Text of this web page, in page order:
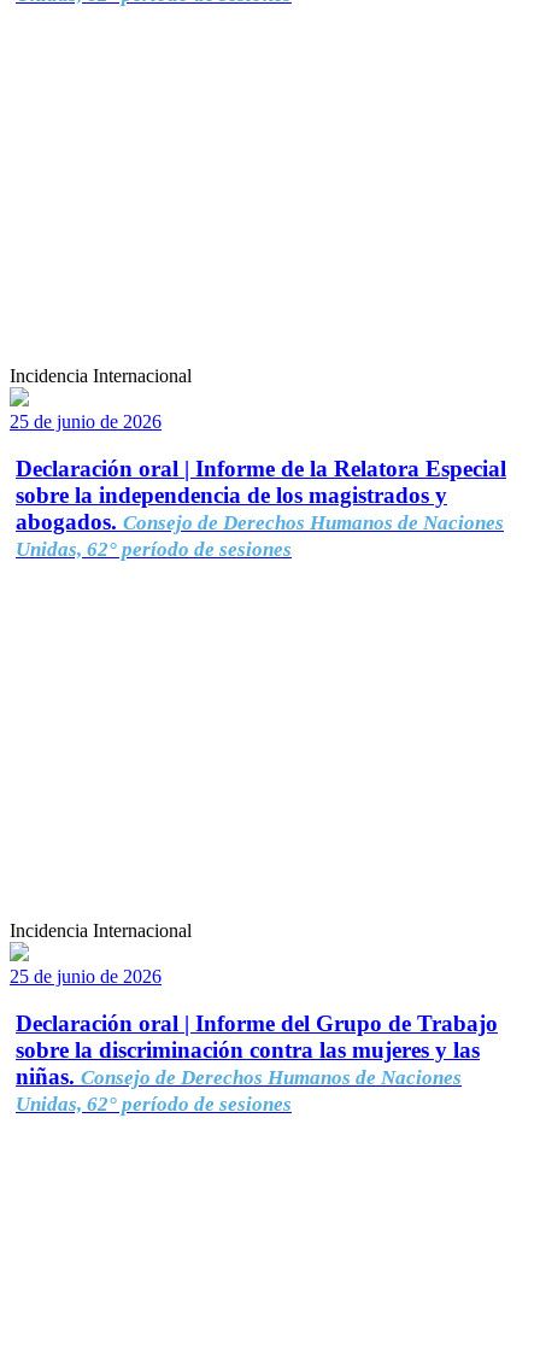
Incidencia Internacional
25 de junio de 2026
Declaración oral | Informe de la Relatora Especial
sobre la independencia de los magistrados y
abogados. Consejo de Derechos Humanos de Naciones
Unidas, 62° período de sesiones
Incidencia Internacional
25 de junio de 2026
Declaración oral | Informe del Grupo de Trabajo
sobre la discriminación contra las mujeres y las
niñas. Consejo de Derechos Humanos de Naciones
Unidas, 62° período de sesiones